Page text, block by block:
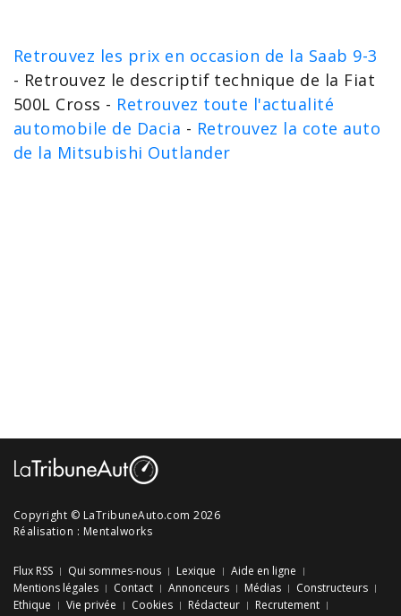
Retrouvez les prix en occasion de la Saab 9-3
- Retrouvez le descriptif technique de la Fiat
500L Cross - Retrouvez toute l'actualité
automobile de Dacia - Retrouvez la cote auto
de la Mitsubishi Outlander
Copyright © LaTribuneAuto.com 2026
Réalisation : Mentalworks
Flux RSS Qui sommes-nous Lexique
Aide en ligne
Mentions légales
Contact Annonceurs Médias
Constructeurs
Ethique
Vie privée Cookies Rédacteur
Recrutement